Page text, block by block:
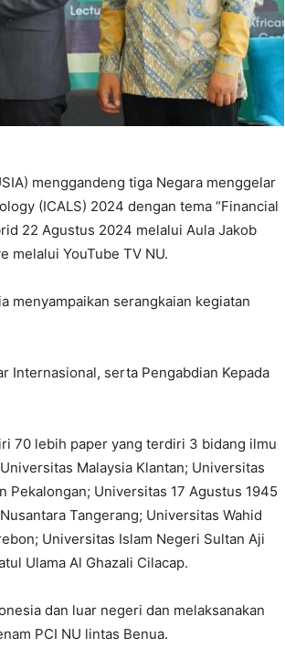
menggandeng tiga Negara menggelar
(ICALS) 2024 dengan tema “Financial
22 Agustus 2024 melalui Aula Jakob
melalui YouTube TV NU.
menyampaikan serangkaian kegiatan
Internasional, serta Pengabdian Kepada
70 lebih paper yang terdiri 3 bidang ilmu
Malaysia Klantan; Universitas
Pekalongan; Universitas 17 Agustus 1945
Tangerang; Universitas Wahid
Universitas Islam Negeri Sultan Aji
Ulama Al Ghazali Cilacap.
dan luar negeri dan melaksanakan
PCI NU lintas Benua.